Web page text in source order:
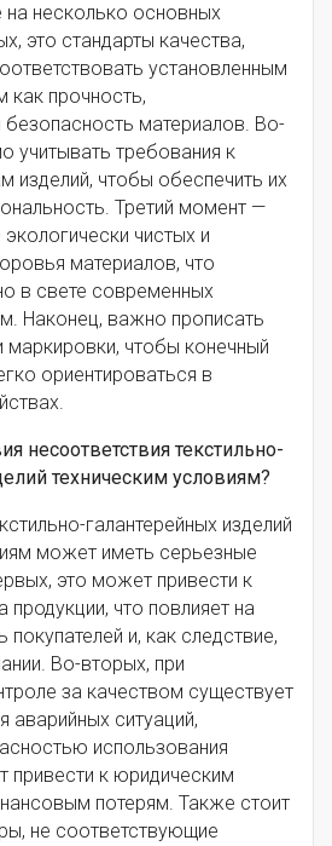
на несколько основных
это стандарты качества,
установленным
как прочность,
безопасность материалов. Во-
учитывать требования к
изделий, чтобы обеспечить их
Третий момент —
чистых и
материалов, что
в свете современных
Наконец, важно прописать
маркировки, чтобы конечный
ориентироваться в
несоответствия текстильно-
техническим условиям?
галантерейных изделий
может иметь серьезные
это может привести к
что повлияет на
и, как следствие,
Во-вторых, при
за качеством существует
аварийных ситуаций,
использования
привести к юридическим
потерям. Также стоит
не соответствующие